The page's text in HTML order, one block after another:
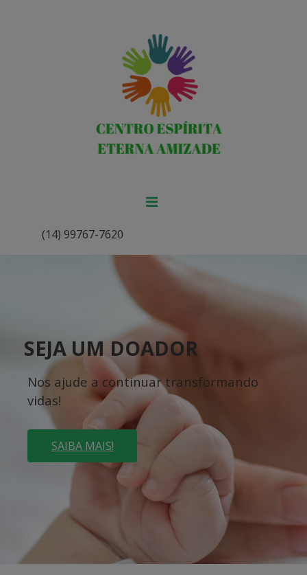
(14) 99767-7620
SEJA UM DOADOR
Nos ajude a continuar transformando
vidas!
SAIBA MAIS!